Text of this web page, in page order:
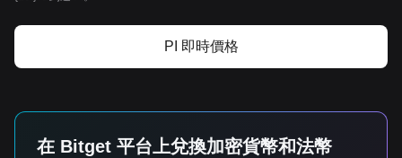
PI 即時價格
在 Bitget 平台上兌換加密貨幣和法幣